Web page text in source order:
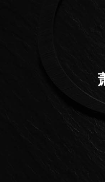
后客户服务热线：400-
400-885-0231，服务覆
甲6号华熙国际中心写字
东方广场写字楼W3座6层
天津国际金融中心写字楼
汇中心写字楼2座37层3705
号宏伊国际广场写字楼8层